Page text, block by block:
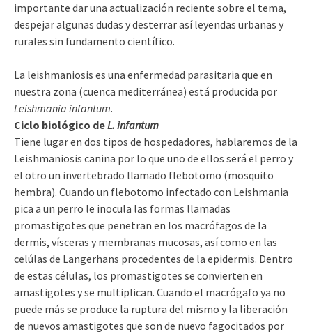
importante dar una actualización reciente sobre el tema,
despejar algunas dudas y desterrar así leyendas urbanas y
rurales sin fundamento científico.
La leishmaniosis es una enfermedad parasitaria que en
nuestra zona (cuenca mediterránea) está producida por
Leishmania infantum.
Ciclo biológico deL. infantum
Tiene lugar en dos tipos de hospedadores, hablaremos de la
Leishmaniosis canina por lo que uno de ellos será el perro y
el otro un invertebrado llamado flebotomo (mosquito
hembra). Cuando un flebotomo infectado con Leishmania
pica a un perro le inocula las formas llamadas
promastigotes que penetran en los macrófagos de la
dermis, vísceras y membranas mucosas, así como en las
celúlas de Langerhans procedentes de la epidermis. Dentro
de estas células, los promastigotes se convierten en
amastigotes y se multiplican. Cuando el macrógafo ya no
puede más se produce la ruptura del mismo y la liberación
de nuevos amastigotes que son de nuevo fagocitados por